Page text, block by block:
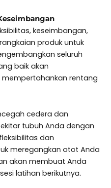
keseimbangan,
produk untuk
seluruh
baik akan
rentang
cedera dan
tubuh Anda dengan
dan
meregangkan otot Anda
akan membuat Anda
latihan berikutnya.